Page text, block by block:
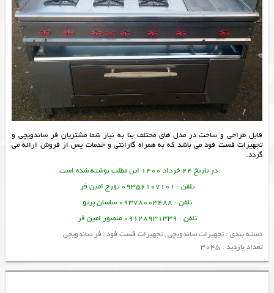
قابل طراحی و ساخت در مدل های مختلف بنا به نیاز شما مشتریان فر ساندویچی و
تجهیزات فست فودمی باشد که به همراه گارانتی و خدمات پس از فروش ارائه می
گردد.
در تاریخ 24 خرداد 1400 این مطلب نوشته شده است.
تلفن : 09356107101 تورج امین فر
تلفن : 09378003488 ساسان پرتو
تلفن : 09128931339 منصور امین فر
دسته بندی :تجهیزات ساندویچی,تجهیزات فست فود, فر ساندویچی
تعداد بازدید : 3045